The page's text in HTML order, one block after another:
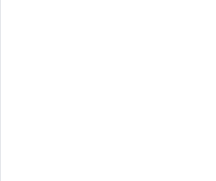
Produkte bei.
Sicherheit unserer Produkte bei.
Praxis an.